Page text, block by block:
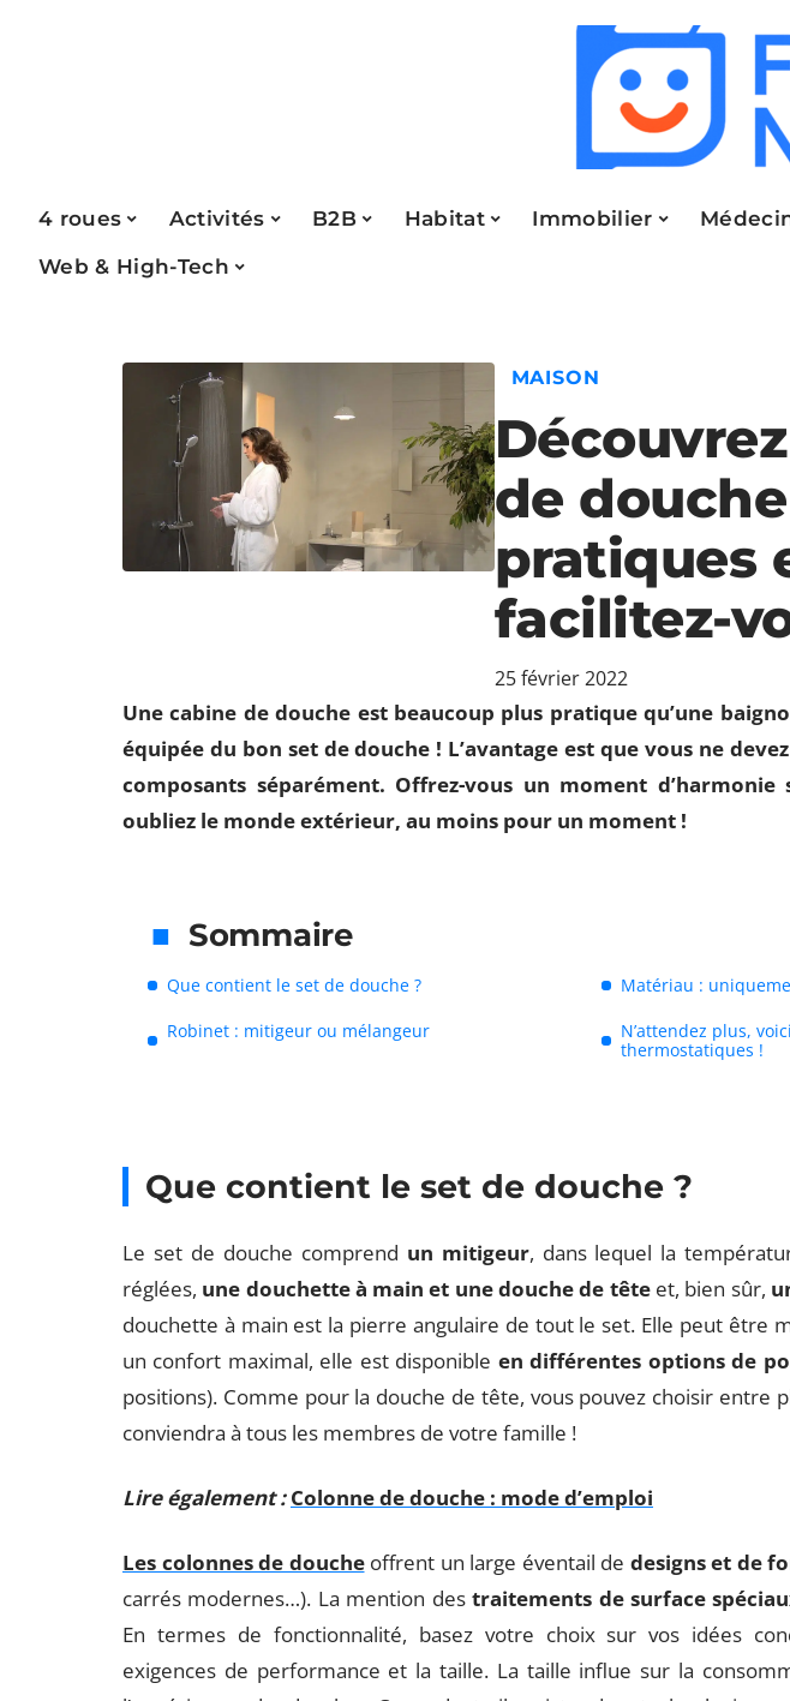
4 roues Activités B2B Habitat Immobilier
Web & High-Tech
MAISON
de douche
pratiques
facilitez-
25 février 2022
Une cabine de douche est beaucoup plus pratique qu’une
équipée du bon set de douche ! L’avantage est que vous ne
composants séparément. Offrez-vous un moment d’harmonie
oubliez le monde extérieur, au moins pour un moment !
Sommaire
Que contient le set de douche ?
Matériau :
Robinet : mitigeur ou mélangeur
N’attendez plus,
thermostatiques !
Que contient le set de douche ?
Le set de douche comprend un mitigeur, dans lequel la
réglées, une douchette à main et une douche de têteet, bien sûr,
douchette à main est la pierre angulaire de tout le set. Elle peut être
un confort maximal, elle est disponible en différentes options de
positions). Comme pour la douche de tête, vous pouvez choisir entre
conviendra à tous les membres de votre famille !
Lire également : Colonne de douche : mode d’emploi
Les colonnes de doucheoffrent un large éventail de designs et de
carrés modernes…). La mention destraitements de surface
En termes de fonctionnalité, basez votre choix sur vos idées
exigences de performance et la taille. La taille influe sur la